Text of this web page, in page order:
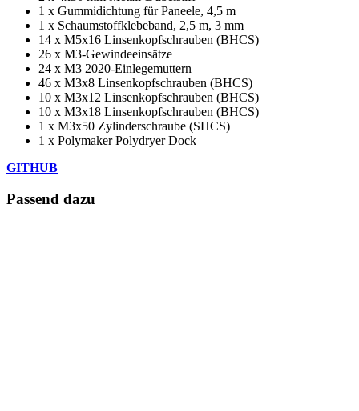
1 x Gummidichtung für Paneele, 4,5 m
1 x Schaumstoffklebeband, 2,5 m, 3 mm
14 x M5x16 Linsenkopfschrauben (BHCS)
26 x M3-Gewindeeinsätze
24 x M3 2020-Einlegemuttern
46 x M3x8 Linsenkopfschrauben (BHCS)
10 x M3x12 Linsenkopfschrauben (BHCS)
10 x M3x18 Linsenkopfschrauben (BHCS)
1 x M3x50 Zylinderschraube (SHCS)
1 x Polymaker Polydryer Dock
GITHUB
Passend dazu